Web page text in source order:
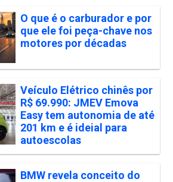
O que é o carburador e por
que ele foi peça-chave nos
motores por décadas
Veículo Elétrico chinês por
R$ 69.990: JMEV Emova
Easy tem autonomia de até
201 km e é ideial para
autoescolas
BMW revela conceito do